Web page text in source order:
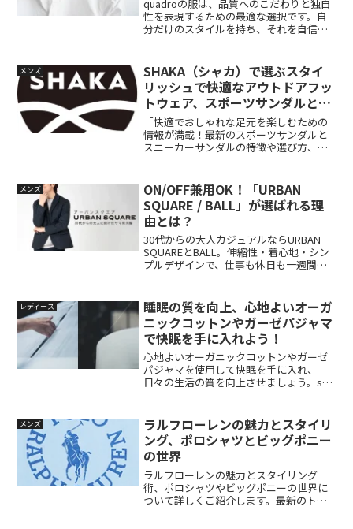
quadroの服は、品質へのこだわりと独自
性を表現するための最適な選択です。自
分だけのスタイルを持ち、それを自信を
では、日本の産地の素材と職人の技術に
よって作られたデイリーウェアを展開す
るオリジナルファッションブランドで
す。シンプルなデザインと高品質な素材
が特徴で、ファンやリピーターから支持
されています。旗艦店や直営店でクオド
ロの魅力を体感してみてください。幅広
い世代に向けたスタイルを提案していま
メンズ
SHAKA（シャカ）で選ぶスタイ
リッシュで快適なアウトドアフッ
トウェア、スポーツサンダルとス
ニーカーサンダルの選び方
「快適でおしゃれな足元を楽しむための
情報が満載！最新のスポーツサンダルと
スニーカーサンダルの特徴や選び方、人
ご紹介します。
メンズ
ON/OFF兼用OK！「URBAN
SQUARE / BALL」が選ばれる理
由とは？
30代からの大人カジュアルならURBAN
SQUAREとBALL。伸縮性・着心地・シン
プルデザインで、仕事も休日も一週間対
トロゴTなど、機能性とデザインを両立し
たラインナップをご紹介！
レディース
睡眠の質を向上、心地よいオーガ
ニックコットンやガーゼパジャマ
で快眠を手に入れよう！
心地よいオーガニックコットンやガーゼ
パジャマを使用して快眠を手に入れ、
日々の生活の質を向上させましょう。set
ト)は、瀬戸内でつくられるオーガニック
ウェアブランドです。心地よい暮らしを
彩る素材や縫製方法、スタイリッシュな
デザインと快適なシルエット、品質と耐
久性にこだわった製品を手頃な価格帯で
提供しています。30〜40代の女性をター
ゲットに、自分へのご褒美やギフトとし
てもおすすめです。
メンズ
ラルフローレンの魅力とスタイリ
ング、ポロシャツとビッグポニー
の世界
ラルフローレンの魅力とスタイリング
術、ポロシャツやビッグポニーの世界に
ついて詳しくご紹介します。最新のトレ